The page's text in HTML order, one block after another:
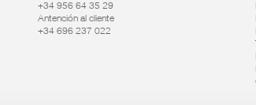
+34 956 64 35 29
Antención al cliente
+34 696 237 022